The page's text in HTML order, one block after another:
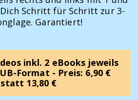
Schritt für Schritt zur 3-
Garantiert!
inkl. 2 eBooks jeweils
Format - Preis: 6,90 €
statt 13,80 €